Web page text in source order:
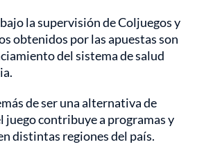
la supervisión de Coljuegos y
obtenidos por las apuestas son
del sistema de salud
de ser una alternativa de
contribuye a programas y
distintas regiones del país.